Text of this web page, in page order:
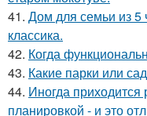
41. Дом для семьи из 5
классика.
42. Когда
43. Какие парки или
44. Иногда приходится
планировкой - и это